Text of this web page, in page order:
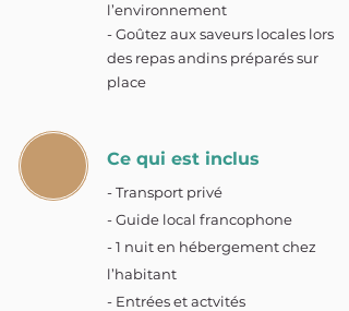
l’environnement
- Goûtez aux saveurs locales lors
des repas andins préparés sur
place
Ce qui est inclus
- Transport privé
- Guide local francophone
- 1 nuit en hébergement chez
l’habitant
- Entrées et actvités